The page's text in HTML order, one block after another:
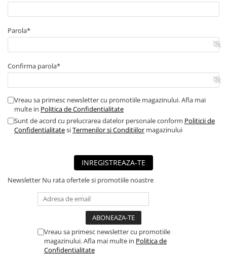
Parola*
Confirma parola*
Vreau sa primesc newsletter cu promotiile magazinului. Afla mai
multe in Politica de Confidentialitate
Sunt de acord cu prelucrarea datelor personale conform Politicii de
ConfidentialitatesiTermenilor si Conditiilor magazinului
INREGISTREAZA-TE
Newsletter Nu rata ofertele si promotiile noastre
Vreau sa primesc newsletter cu promotiile
magazinului. Afla mai multe in Politica de
Confidentialitate